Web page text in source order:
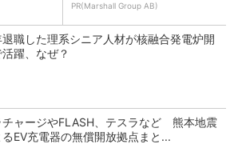
PR(Marshall Group AB)
退職した理系シニア人材が核融合発電炉開
躍、なぜ？
チャージやFLASH、テスラなど 熊本地震
るEV充電器の無償開放拠点まと...